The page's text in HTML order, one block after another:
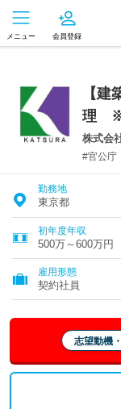
メニュー 会員登録
【
理 ※
株式会
#官公庁
勤務地
東京都
初年度年収
500万～600万円
雇用形態
契約社員
志望動機